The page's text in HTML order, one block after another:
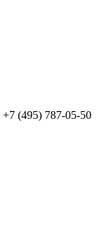
+7 (495) 787-05-50